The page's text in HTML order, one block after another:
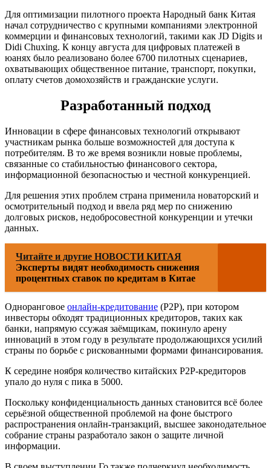
Для оптимизации пилотного проекта Народный банк Китая
начал сотрудничество с крупными компаниями электронной
коммерции и финансовых технологий, такими как JD Digits и
Didi Chuxing. К концу августа для цифровых платежей в
юанях было реализовано более 6700 пилотных сценариев,
охватывающих общественное питание, транспорт, покупки,
оплату счетов домохозяйств и гражданские услуги.
Разработанный подход
Инновации в сфере финансовых технологий открывают
участникам рынка больше возможностей для доступа к
потребителям. В то же время возникли новые проблемы,
связанные со стабильностью финансового сектора,
информационной безопасностью и честной конкуренцией.
Для решения этих проблем страна применила новаторский и
осмотрительный подход и ввела ряд мер по снижению
долговых рисков, недобросовестной конкуренции и утечки
данных.
Читайте и другие НОВОСТИ КИТАЯ
Эксперты видят необходимость снижения
процентных ставок по кредитам в Китае
Одноранговое онлайн-кредитование (P2P), при котором
инвесторы обходят традиционных кредиторов, таких как
банки, напрямую ссужая заёмщикам, покинуло арену
инноваций в этом году в результате продолжающихся усилий
страны по борьбе с рискованными формами финансирования.
К середине ноября количество китайских P2P-кредиторов
упало до нуля с пика в 5000.
Поскольку конфиденциальность данных становится всё более
серьёзной общественной проблемой на фоне быстрого
распространения онлайн-транзакций, высшее законодательное
собрание страны разработало закон о защите личной
информации.